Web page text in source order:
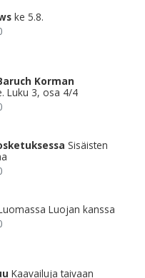
ke 5.8.
Korman
Luku 3, osa 4/4
Sisäisten
Luojan kanssa
Kaavailuja taivaan